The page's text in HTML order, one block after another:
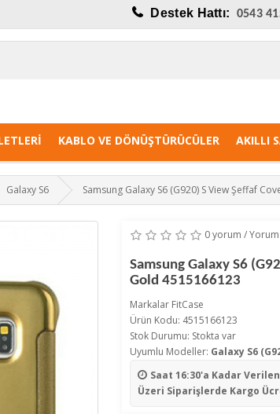
Destek Hattı: 0543
KABLO VE DÖNÜŞTÜRÜCÜLER AKILLI
Galaxy S6 Samsung Galaxy S6 (G920) S View Şeffaf
0 yorum /
Samsung Galaxy S6
Gold 4515166123
Markalar FitCase
Ürün Kodu: 4515166123
Stok Durumu: Stokta var
Uyumlu Modeller: Galaxy S6
Saat 16:30'a Kadar
Üzeri Siparişlerde Kargo